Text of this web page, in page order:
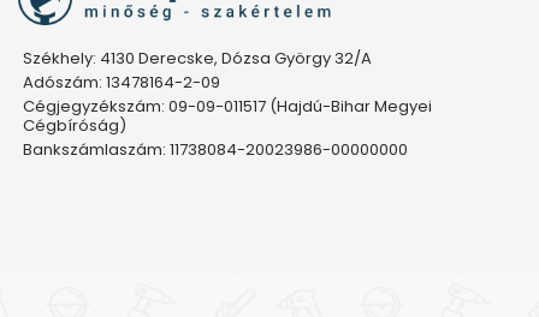
Székhely: 4130 Derecske, Dózsa György 32/A
Adószám: 13478164-2-09
Cégjegyzékszám: 09-09-011517 (Hajdú-Bihar Megyei
Cégbíróság)
Bankszámlaszám: 11738084-20023986-00000000